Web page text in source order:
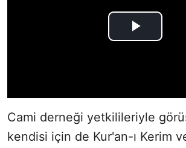
Cami derneği yetkilileriyle
kendisi için de Kur'an-ı Kerim